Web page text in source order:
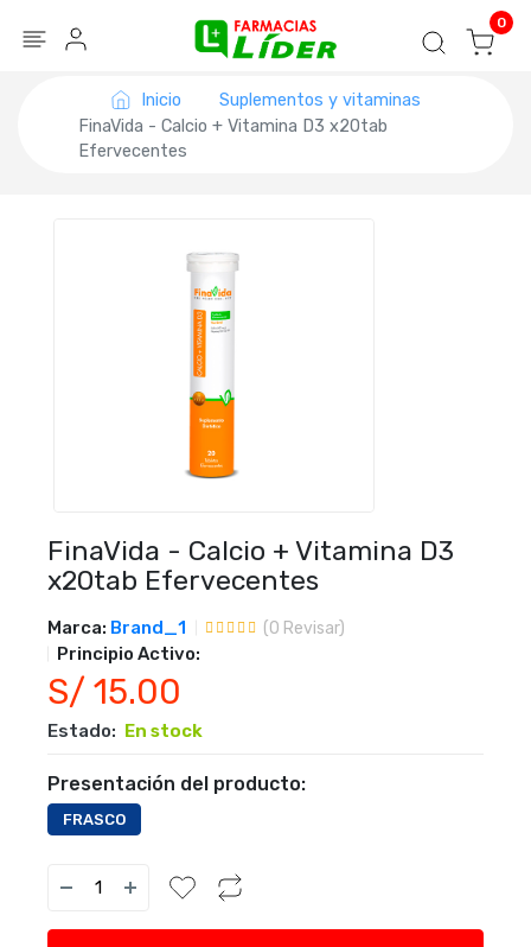
Seguir mi pedido 0
Inicio
Suplementos y vitaminas
FinaVida - Calcio + Vitamina D3 x20tab
Efervecentes
FinaVida - Calcio + Vitamina D3
x20tab Efervecentes
Marca: Brand_1 (0 Revisar)
Principio Activo:
S/ 15.00
Estado: En stock
Presentación del producto:
FRASCO